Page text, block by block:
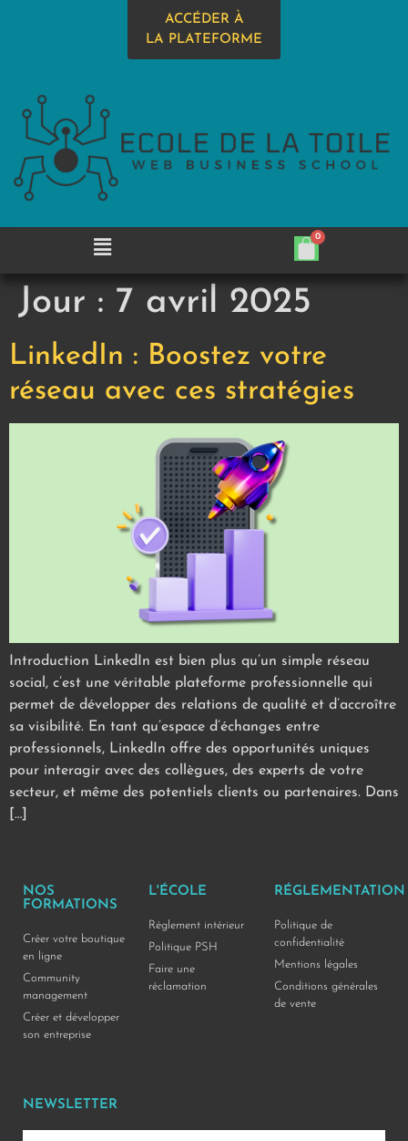
ACCÉDER À
LA PLATEFORME
Jour : 7 avril 2025
LinkedIn : Boostez votre
réseau avec ces stratégies
Introduction LinkedIn est bien plus qu’un simple réseau
social, c’est une véritable plateforme professionnelle qui
permet de développer des relations de qualité et d’accroître
sa visibilité. En tant qu’espace d’échanges entre
professionnels, LinkedIn offre des opportunités uniques
pour interagir avec des collègues, des experts de votre
secteur, et même des potentiels clients ou partenaires. Dans
[…]
NOS
FORMATIONS
Créer votre boutique
en ligne
Community
management
Créer et développer
son entreprise
L'ÉCOLE
Réglement intérieur
Politique PSH
Faire une
réclamation
RÉGLEMENTATION
Politique de
confidentialité
Mentions légales
Conditions générales
de vente
NEWSLETTER